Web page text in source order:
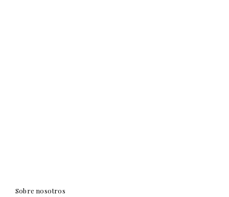
Sobre nosotros